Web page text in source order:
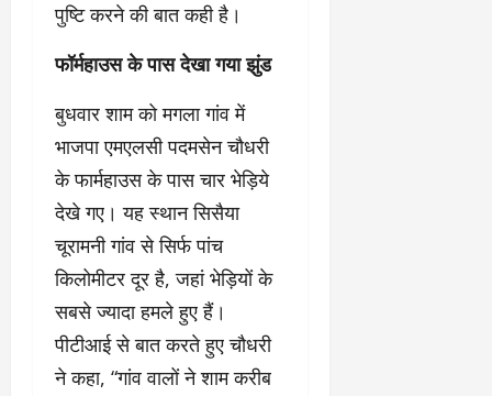
पुष्टि करने की बात कही है।
फॉर्महाउस के पास देखा गया झुंड
बुधवार शाम को मगला गांव में
भाजपा एमएलसी पदमसेन चौधरी
के फार्महाउस के पास चार भेड़िये
देखे गए। यह स्थान सिसैया
चूरामनी गांव से सिर्फ पांच
किलोमीटर दूर है, जहां भेड़ियों के
सबसे ज्यादा हमले हुए हैं।
पीटीआई से बात करते हुए चौधरी
ने कहा, “गांव वालों ने शाम करीब